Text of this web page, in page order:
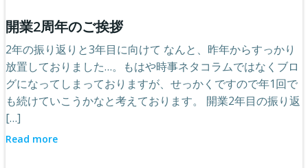
開業2周年のご挨拶
2年の振り返りと3年目に向けて なんと、昨年からすっかり
放置しておりました…。もはや時事ネタコラムではなくブロ
グになってしまっておりますが、せっかくですので年1回で
も続けていこうかなと考えております。 開業2年目の振り返
[…]
Read more